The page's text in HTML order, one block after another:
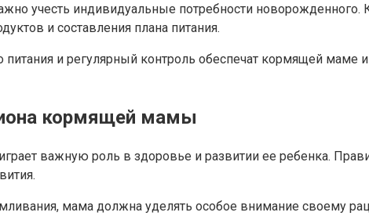
учесть индивидуальные потребности
и составления плана питания.
и регулярный контроль обеспечат кормящей
кормящей мамы
важную роль в здоровье и развитии ее ребенка.
мама должна уделять особое внимание своему